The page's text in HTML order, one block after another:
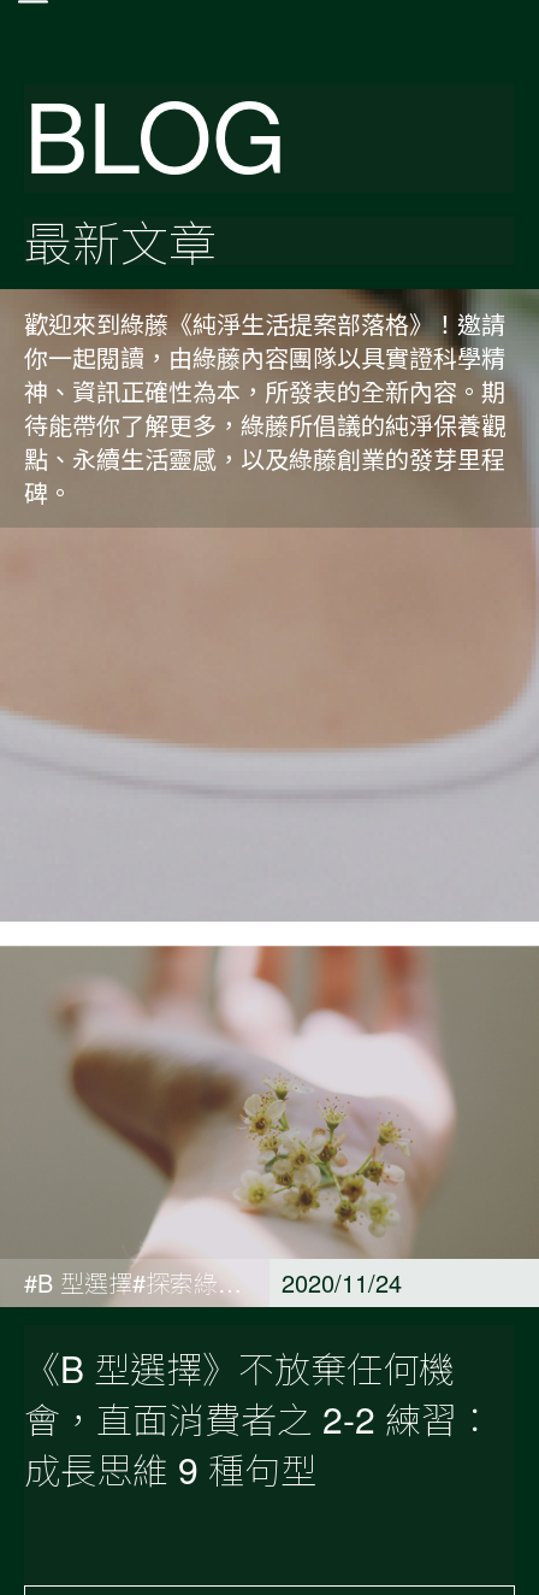
BLOG
最新文章
歡迎來到綠藤《純淨生活提案部落格》！邀請
你一起閱讀，由綠藤內容團隊以具實證科學精
神、資訊正確性為本，所發表的全新內容。期
待能帶你了解更多，綠藤所倡議的純淨保養觀
點、永續生活靈感，以及綠藤創業的發芽里程
碑。
#B 型選擇#探索綠藤足跡 2020/11/24
《B 型選擇》不放棄任何機
會，直面消費者之 2-2 練習：
成長思維 9 種句型